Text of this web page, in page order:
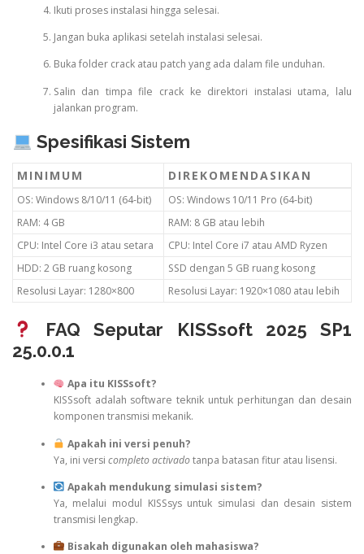
Ikuti proses instalasi hingga selesai.
Jangan buka aplikasi setelah instalasi selesai.
Buka folder crack atau patch yang ada dalam file unduhan.
Salin dan timpa file crack ke direktori instalasi utama, lalu
jalankan program.
Spesifikasi Sistem
MINIMUM DIREKOMENDASIKAN
OS: Windows 8/10/11 (64-bit)
OS: Windows 10/11 Pro (64-bit)
RAM: 4 GB
RAM: 8 GB atau lebih
CPU: Intel Core i3 atau setara
CPU: Intel Core i7 atau AMD Ryzen
HDD: 2 GB ruang kosong
SSD dengan 5 GB ruang kosong
Resolusi Layar: 1280×800
Resolusi Layar: 1920×1080 atau lebih
FAQ Seputar KISSsoft 2025 SP1
25.0.0.1
Apa itu KISSsoft?
KISSsoft adalah software teknik untuk perhitungan dan desain
komponen transmisi mekanik.
Apakah ini versi penuh?
Ya, ini versi completo activadotanpa batasan fitur atau lisensi.
Apakah mendukung simulasi sistem?
Ya, melalui modul KISSsys untuk simulasi dan desain sistem
transmisi lengkap.
Bisakah digunakan oleh mahasiswa?